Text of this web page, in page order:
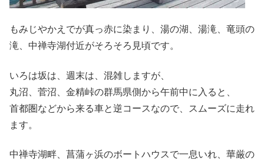
もみじやかえでが真っ赤に染まり、湯の湖、湯滝、竜頭の
滝、中禅寺湖付近がそろそろ見頃です。
いろは坂は、週末は、混雑しますが、
丸沼、菅沼、金精峠の群馬県側から午前中に入ると、
首都圏などから来る車と逆コースなので、スムーズに走れ
ます。
中禅寺湖畔、菖蒲ヶ浜のボートハウスで一息いれ、華厳の